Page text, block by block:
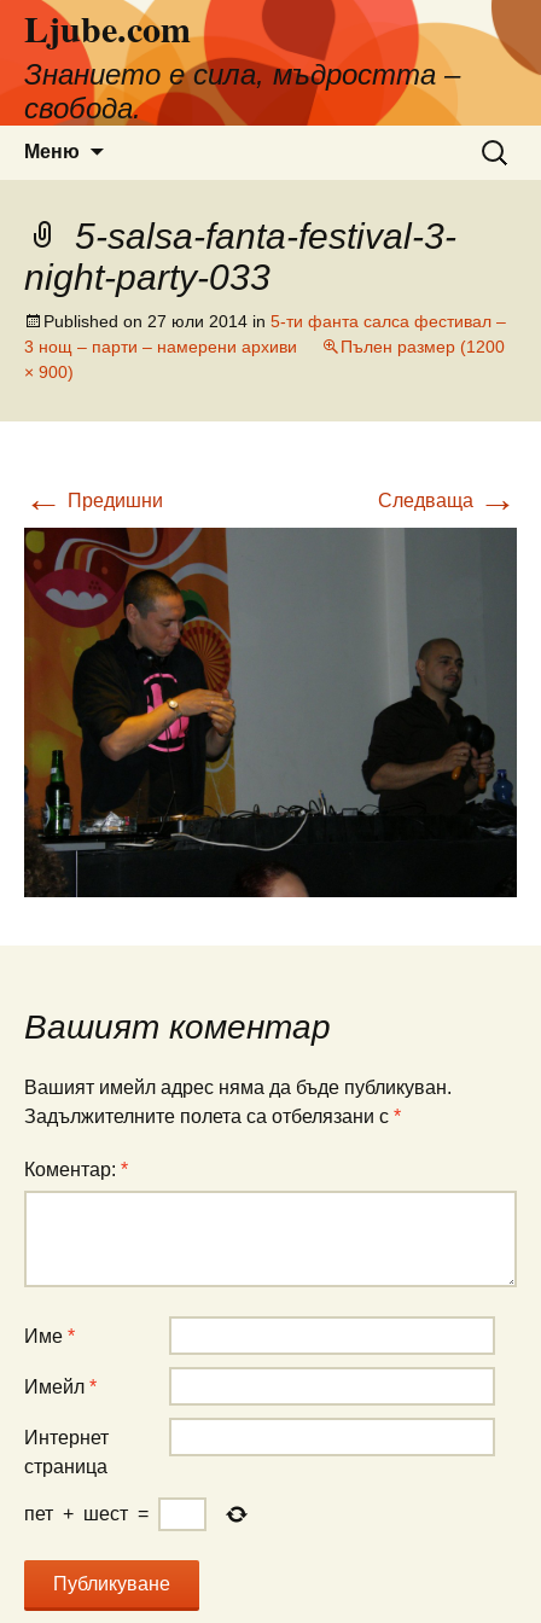
съдържанието
Ljube.com
Знанието е сила, мъдростта –
свобода.
Меню
за:
5-salsa-fanta-festival-3-
night-party-033
Published on 27 юли 2014 in 5-ти фанта салса фестивал –
3 нощ – парти – намерени архиви
Пълен размер (1200
× 900)
← Предишни Следваща →
Вашият коментар
Вашият имейл адрес няма да бъде публикуван.
Задължителните полета са отбелязани с *
Коментар: *
Име *
Имейл *
Интернет
страница
пет + шест =